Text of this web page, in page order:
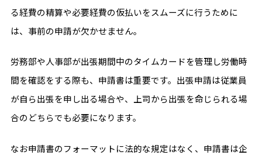
る経費の精算や必要経費の仮払いをスムーズに行うために
は、事前の申請が欠かせません。
労務部や人事部が出張期間中のタイムカードを管理し労働時
間を確認をする際も、申請書は重要です。出張申請は従業員
が自ら出張を申し出る場合や、上司から出張を命じられる場
合のどちらでも必要になります。
なお申請書のフォーマットに法的な規定はなく、申請書は企